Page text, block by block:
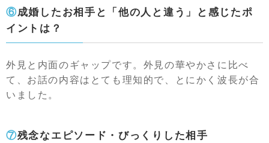
⑥成婚したお相手と「他の人と違う」と感じたポ
イントは？
外見と内面のギャップです。外見の華やかさに比べ
て、お話の内容はとても理知的で、とにかく波長が合
いました。
⑦残念なエピソード・びっくりした相手